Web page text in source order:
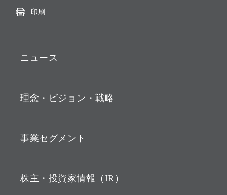
印刷
ニュース
お知らせ
動画配信
理念・ビジョン・戦略
経営理念
ビジョン
戦略
事業セグメント
ソフトバンク・ビジョン・
株主・投資家情報（IR）